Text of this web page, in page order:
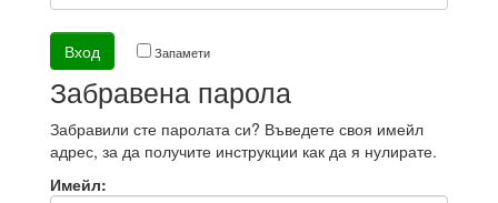
Запамети
Забравена парола
Забравили сте паролата си? Въведете своя имейл
адрес, за да получите инструкции как да я нулирате.
Имейл: